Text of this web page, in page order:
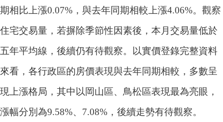
期相比上漲0.07%，與去年同期相較上漲4.06%。觀察
住宅交易量，若摒除季節性因素後，本月交易量低於
五年平均線，後續仍有待觀察。以實價登錄完整資料
來看，各行政區的房價表現與去年同期相較，多數呈
現上漲格局，其中以岡山區、鳥松區表現最為亮眼，
漲幅分別為9.58%、7.08%，後續走勢有待觀察。